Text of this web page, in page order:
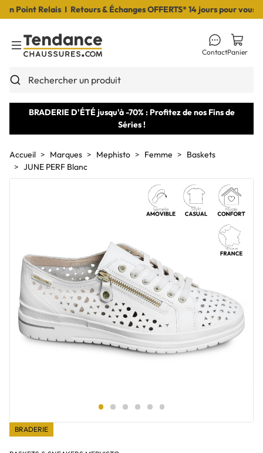
Point Relais I Retours & Échanges OFFERTS* 14 jours pour vous
Toggle Menu
Rechercher un produit
ContactPanier
BRADERIE D'ÉTÉ jusqu'à -70% : Profitez de nos Fins de
Séries !
Accueil Marques Mephisto Femme
Baskets
JUNE PERF Blanc
BRADERIE